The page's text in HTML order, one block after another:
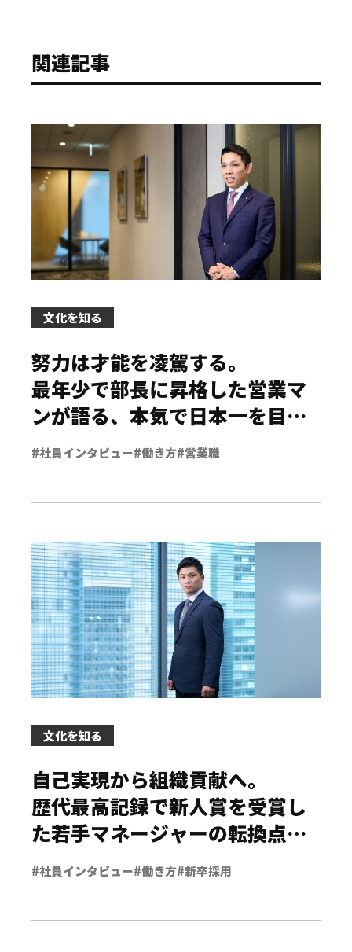
関連記事
文化を知る
努力は才能を凌駕する。
最年少で部長に昇格した営業マ
ンが語る、 本気で日本一を目指
す
組織づくり
#社員インタビュー#働き方#営業職
文化を知る
自己実現から組織貢献へ。
歴代最高記録で新人賞を受賞し
た若手マネージャーの転換点と
は？
#社員インタビュー#働き方#新卒採用